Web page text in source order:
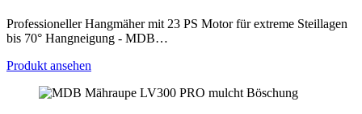
Professioneller Hangmäher mit 23 PS Motor für extreme Steillagen
bis 70° Hangneigung - MDB…
Produkt ansehen